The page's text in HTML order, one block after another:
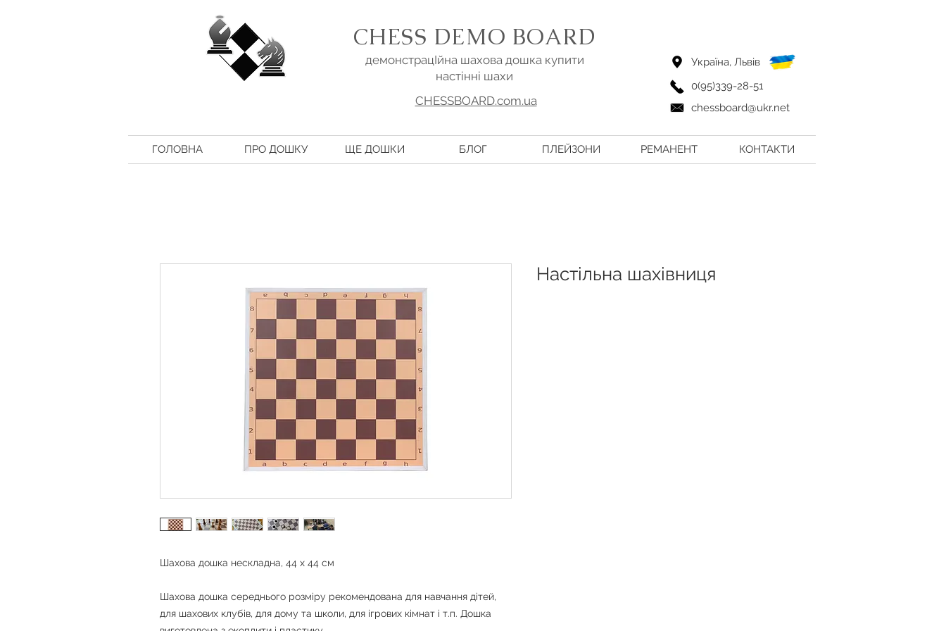
CHESS DEMO BOARD
демонстрацІйна шахова дошка купити
настінні шахи
CHESSBOARD.com.ua
Україна, Львів
0(95)339-28-51
chessboard@ukr.net
ГОЛОВНА ПРО ДОШКУ ЩЕ ДОШКИ БЛОГ ПЛЕЙЗОНИ РЕМАНЕНТ КОНТАКТИ
Шахова дошка нескладна, 44 x 44 см
Шахова дошка середнього розміру рекомендована для навчання дітей,
для шахових клубів, для дому та школи, для ігрових кімнат і т.п. Дошка
Настільна шахівниця